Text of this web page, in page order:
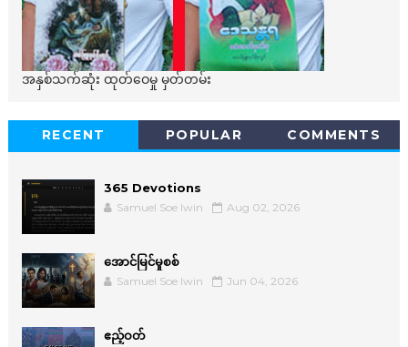
အနှစ်သက်ဆုံး ထုတ်ဝေမှု မှတ်တမ်း
RECENT POPULAR COMMENTS
365 Devotions
Samuel Soe lwin Aug 02, 2026
အောင်မြင်မှုစစ်
Samuel Soe lwin Jun 04, 2026
ဧည့်ဝတ်